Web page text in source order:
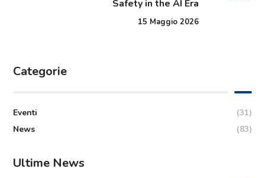
Safety in the AI Era
15 Maggio 2026
Categorie
Eventi
(31)
News
(83)
Ultime News